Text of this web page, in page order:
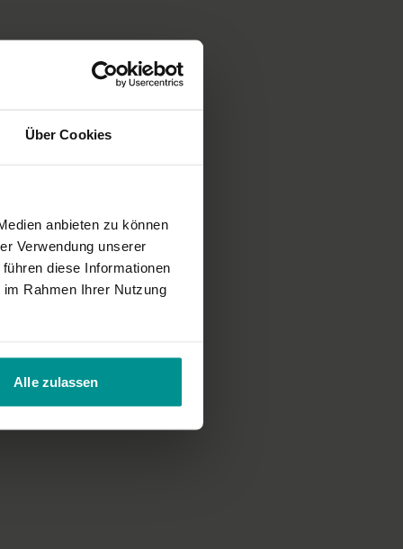
Über Cookies
anbieten zu können
Verwendung unserer
diese Informationen
Rahmen Ihrer Nutzung
Alle zulassen
bei diesem Yoga-Video
Aufwärmphase zu anderen Yoga-Sequenzen von Lalla und Vilas
achten.
üben. Bitte mehr !